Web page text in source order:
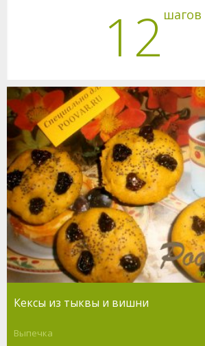
12 шагов
Кексы из тыквы и вишни
Выпечка